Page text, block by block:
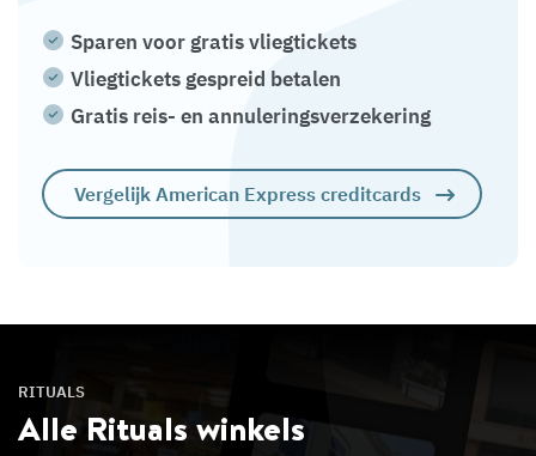
Sparen voor gratis vliegtickets
Vliegtickets gespreid betalen
Gratis reis- en annuleringsverzekering
Vergelijk American Express creditcards
RITUALS
Alle Rituals winkels